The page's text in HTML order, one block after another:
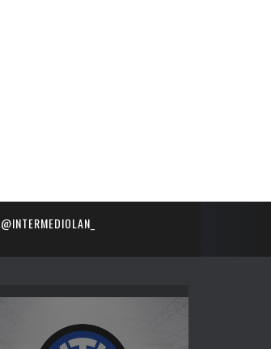
@INTERMEDIOLAN_